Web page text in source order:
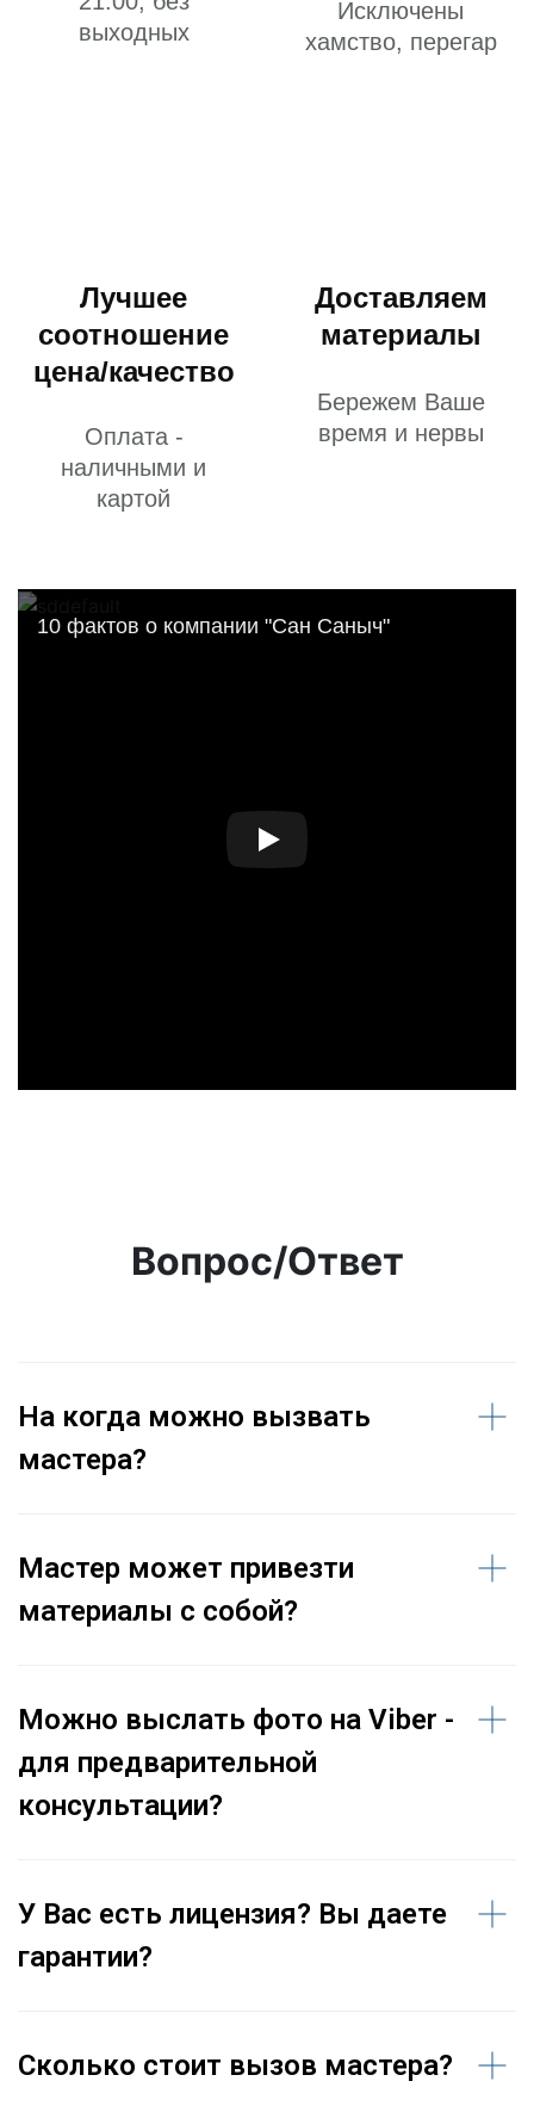
выходных
Исключены
хамство, перегар
Лучшее
соотношение
цена/качество
Оплата -
наличными и
картой
Доставляем
материалы
Бережем Ваше
время и нервы
10 фактов о компании "Сан Саныч"
Вопрос/Ответ
На когда можно вызвать
мастера?
Мастер может привезти
материалы с собой?
Можно выслать фото на Viber -
для предварительной
консультации?
У Вас есть лицензия? Вы даете
гарантии?
Сколько стоит вызов мастера?